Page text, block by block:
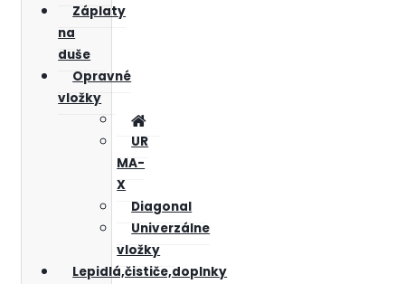
Záplaty
na
duše
Opravné
vložky
UR
MA-
X
Diagonal
Univerzálne
vložky
Lepidlá,čističe,doplnky